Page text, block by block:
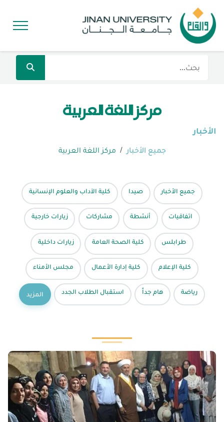
مركز اللغة العربية
الأخبار
جميع الأخبار مركز اللغة العربية
جميع الأخبار صيدا كلية الآداب والعلوم الإنسانية
اتفاقيات أنشطة مشاركات زيارات خارجية
طرابلس كلية الصحة العامة زيارات داخلية
كلية الإعلام كلية إدارة الأعمال مجلس الأمناء
رياضة هام جداً استقبال الطلاب الجدد المزيد